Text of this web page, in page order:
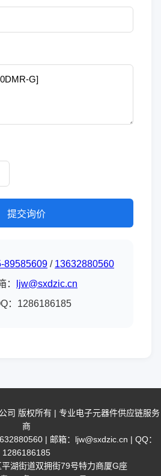
提交询价
89585609 / 13632880560
：
ljw@sxdzic.cn
：1286186185
司 版权所有 | 专业电子元器件供应链服务
商
| 邮箱：ljw@sxdzic.cn | QQ：
1286186185
湖街道双拥街79号特力商厦G座